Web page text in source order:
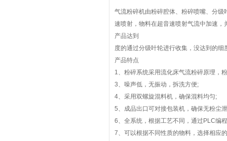
气流粉碎机由粉碎腔体、粉碎喷嘴、分
速喷射，物料在超音速喷射气流中加速
产品达到
度的通过分级叶轮进行收集，没达到的
产品特点
1、粉碎系统采用流化床气流粉碎原理，
3、噪声低，无振动，拆洗方便;
4、采用双螺旋混料机，确保混料均匀;
5、成品出口可对接包装机，确保无粉尘
6、全系统，根据工艺不同，通过PLC编
7、可以根据不同性质的物料，选择相应